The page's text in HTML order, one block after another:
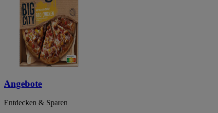
Angebote
Entdecken & Sparen